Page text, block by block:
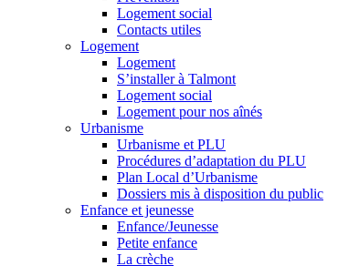
Logement social
Contacts utiles
Logement
Logement
S’installer à Talmont
Logement social
Logement pour nos aînés
Urbanisme
Urbanisme et PLU
Procédures d’adaptation du PLU
Plan Local d’Urbanisme
Dossiers mis à disposition du public
Enfance et jeunesse
Enfance/Jeunesse
Petite enfance
La crèche